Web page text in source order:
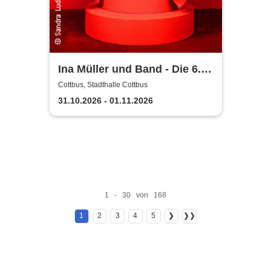
Ina Müller und Band - Die 6.0
Tour
Cottbus, Stadthalle Cottbus
31.10.2026 - 01.11.2026
1 - 30 von 168
1 2 3 4 5 ❯ ❯❯